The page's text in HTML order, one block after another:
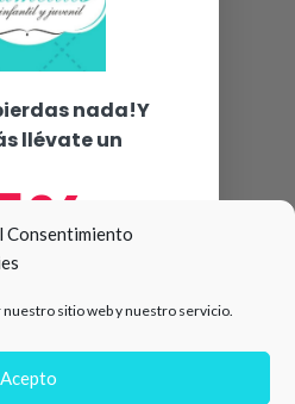
Consentimiento
sitio web y nuestro servicio.
Acepto
nada!Y
llévate un
🛍️